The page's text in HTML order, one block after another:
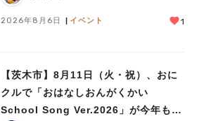
2026年8月6日 イベント 1
【茨木市】8月11日（火・祝）、おに
クルで「おはなしおんがくかい
School Song Ver.2026」が今年も開